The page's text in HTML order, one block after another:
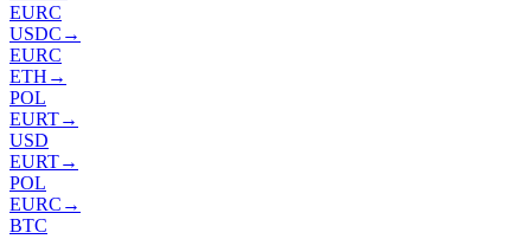
EURC
USDC →
EURC
ETH →
POL
EURT→
USD
EURT→
POL
EURC →
BTC